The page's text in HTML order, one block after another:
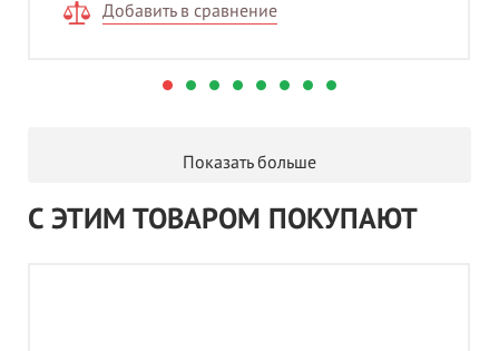
Добавить в сравнение
Показать больше
С ЭТИМ ТОВАРОМ ПОКУПАЮТ